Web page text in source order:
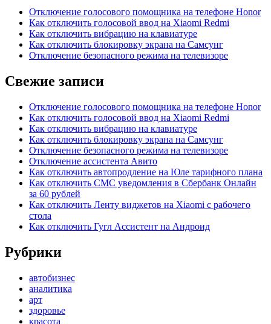
Отключение голосового помощника на телефоне Honor
Как отключить голосовой ввод на Xiaomi Redmi
Как отключить вибрацию на клавиатуре
Как отключить блокировку экрана на Самсунг
Отключение безопасного режима на телевизоре
Свежие записи
Отключение голосового помощника на телефоне Honor
Как отключить голосовой ввод на Xiaomi Redmi
Как отключить вибрацию на клавиатуре
Как отключить блокировку экрана на Самсунг
Отключение безопасного режима на телевизоре
Отключение ассистента Авито
Как отключить автопродление на Юле тарифного плана
Как отключить СМС уведомления в Сбербанк Онлайн
за 60 рублей
Как отключить Ленту виджетов на Xiaomi с рабочего
стола
Как отключить Гугл Ассистент на Андроид
Рубрики
автобизнес
аналитика
арт
здоровье
красота